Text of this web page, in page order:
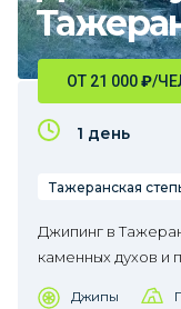
ОТ 21 000₽/
1 день
Тажеранская
Джипинг в
каменных духов и
Джипы